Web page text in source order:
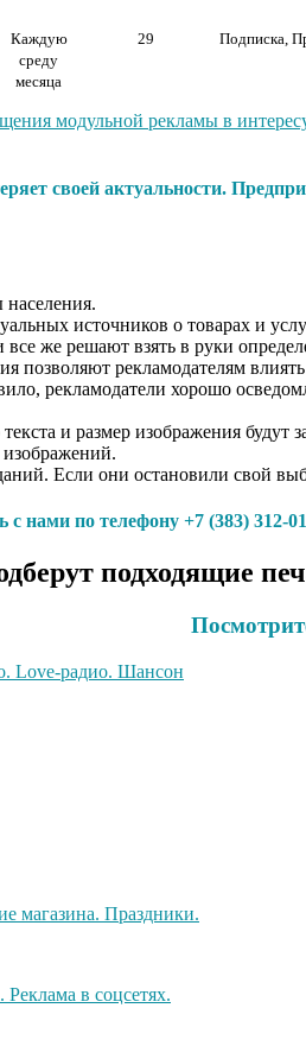
Каждую
среду
месяца
29 Подписка,
модульной рекламы в
своей актуальности.
источников о товарах и
же решают взять в руки
позволяют рекламодателям
рекламодатели хорошо
и размер изображения
изображений.
Если они остановили свой
с нами по телефону +7 (383) 312-
подходящие